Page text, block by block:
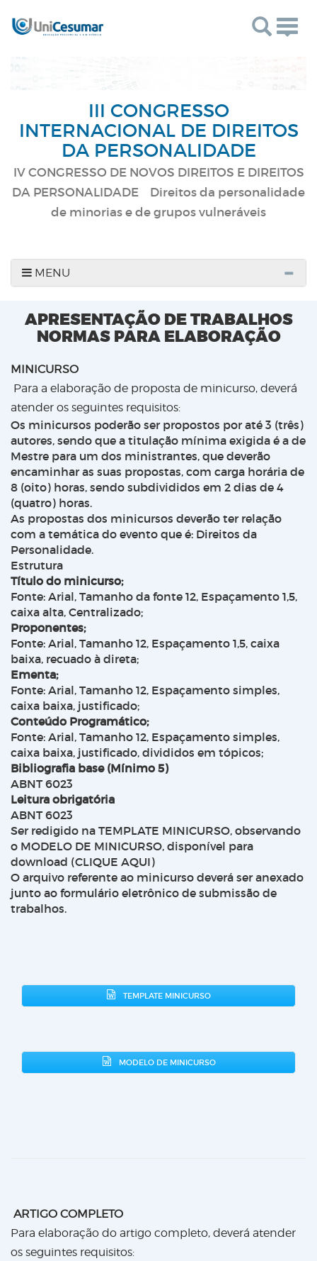
III CONGRESSO
INTERNACIONAL DE DIREITOS
DA PERSONALIDADE
IV CONGRESSO DE NOVOS DIREITOS E DIREITOS
DA PERSONALIDADE Direitos da personalidade
de minorias e de grupos vulneráveis
MENU
APRESENTAÇÃO DE TRABALHOS
NORMAS PARA ELABORAÇÃO
MINICURSO
Para a elaboração de proposta de minicurso, deverá
atender os seguintes requisitos:
Os minicursos poderão ser propostos por até 3 (três)
autores, sendo que a titulação mínima exigida é a de
Mestre para um dos ministrantes, que deverão
encaminhar as suas propostas, com carga horária de
8 (oito) horas, sendo subdivididos em 2 dias de 4
(quatro) horas.
As propostas dos minicursos deverão ter relação
com a temática do evento que é: Direitos da
Personalidade.
Estrutura
Título do minicurso;
Fonte: Arial, Tamanho da fonte 12, Espaçamento 1,5,
caixa alta, Centralizado;
Proponentes;
Fonte: Arial, Tamanho 12, Espaçamento 1,5, caixa
baixa, recuado à direta;
Ementa;
Fonte: Arial, Tamanho 12, Espaçamento simples,
caixa baixa, justificado;
Conteúdo Programático;
Fonte: Arial, Tamanho 12, Espaçamento simples,
caixa baixa, justificado, divididos em tópicos;
Bibliografia base (Mínimo 5)
ABNT 6023
Leitura obrigatória
ABNT 6023
Ser redigido na TEMPLATE MINICURSO, observando
o MODELO DE MINICURSO, disponível para
download (CLIQUE AQUI)
O arquivo referente ao minicurso deverá ser anexado
junto ao formulário eletrônico de submissão de
trabalhos.
TEMPLATE MINICURSO
MODELO DE MINICURSO
ARTIGO COMPLETO
Para elaboração do artigo completo, deverá atender
os seguintes requisitos: